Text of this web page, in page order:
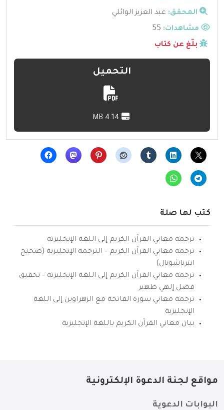
المحقق: عبد العزيز الوائلي
مشاهدات:
بلّغ عن كتاب
التحميل
كتب لها صلة
ترجمة معاني القرآن الكريم إلى اللغة الإنجليزية
ترجمة معاني القرآن الكريم – الترجمة الإنجليزية (صحيح
انترناشونال)
ترجمة معاني القرآن الكريم إلى اللغة الإنجليزية – تحقيق
فضل إلهي ظهير
ترجمة معاني سورة الفاتحة مع الزهراوين إلى اللغة
الإنجليزية
بيان معاني القرآن الكريم باللغة الإنجليزية
مواقع لجنة الدعوة الإلكترونية
البوابات الدعوية